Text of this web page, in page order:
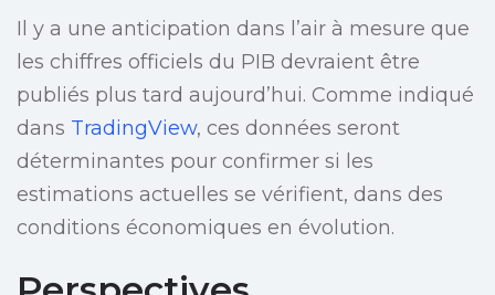
Il y a une anticipation dans l’air à mesure que
les chiffres officiels du PIB devraient être
publiés plus tard aujourd’hui. Comme indiqué
dans TradingView, ces données seront
déterminantes pour confirmer si les
estimations actuelles se vérifient, dans des
conditions économiques en évolution.